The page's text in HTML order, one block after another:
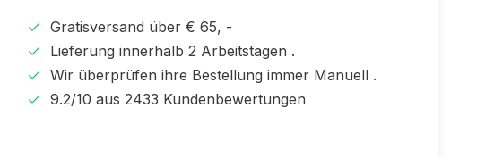
Gratisversand über € 65, -
Lieferung innerhalb 2 Arbeitstagen .
Wir überprüfen ihre Bestellung immer Manuell .
9.2/10 aus 2433 Kundenbewertungen